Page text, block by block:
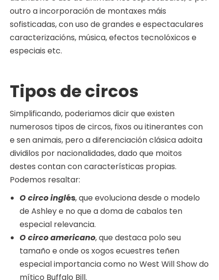
outro a incorporación de montaxes máis
sofisticadas, con uso de grandes e espectaculares
caracterizacións, música, efectos tecnolóxicos e
especiais etc.
Tipos de circos
Simplificando, poderiamos dicir que existen
numerosos tipos de circos, fixos ou itinerantes con
e sen animais, pero a diferenciación clásica adoita
dividilos por nacionalidades, dado que moitos
destes contan con características propias.
Podemos resaltar:
O circo inglés, que evoluciona desde o modelo
de Ashley e no que a doma de cabalos ten
especial relevancia.
O circo americano, que destaca polo seu
tamaño e onde os xogos ecuestres teñen
especial importancia como no West Will Show do
mítico Buffalo Bill.